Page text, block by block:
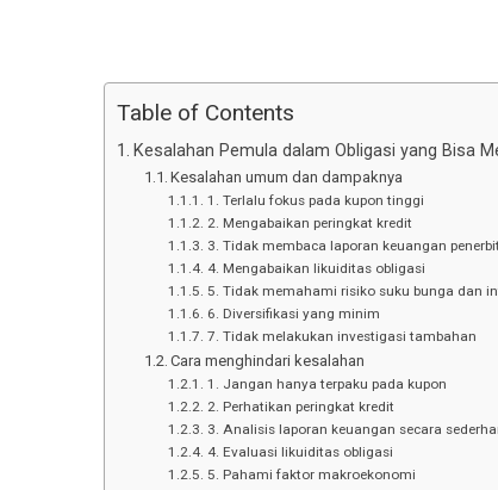
Table of Contents
Kesalahan Pemula dalam Obligasi yang Bisa
Kesalahan umum dan dampaknya
1. Terlalu fokus pada kupon tinggi
2. Mengabaikan peringkat kredit
3. Tidak membaca laporan keuangan penerbit
4. Mengabaikan likuiditas obligasi
5. Tidak memahami risiko suku bunga dan
6. Diversifikasi yang minim
7. Tidak melakukan investigasi tambahan
Cara menghindari kesalahan
1. Jangan hanya terpaku pada kupon
2. Perhatikan peringkat kredit
3. Analisis laporan keuangan secara
4. Evaluasi likuiditas obligasi
5. Pahami faktor makroekonomi